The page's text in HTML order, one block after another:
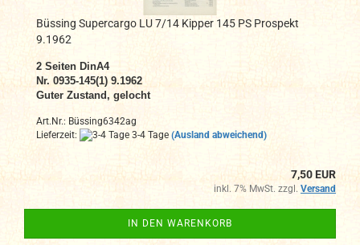
Büssing Supercargo LU 7/14 Kipper 145 PS Prospekt
9.1962
2 Seiten DinA4
Nr. 0935-145(1) 9.1962
Guter Zustand, gelocht
Art.Nr.: Büssing6342ag
Lieferzeit:
3-4 Tage (Ausland abweichend)
7,50 EUR
inkl. 7% MwSt. zzgl. Versand
IN DEN WARENKORB